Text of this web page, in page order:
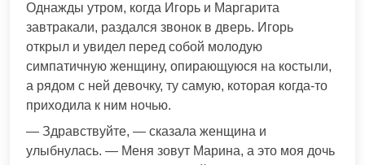
Однажды утром, когда Игорь и Маргарита
завтракали, раздался звонок в дверь. Игорь
открыл и увидел перед собой молодую
симпатичную женщину, опирающуюся на костыли,
а рядом с ней девочку, ту самую, которая когда-то
приходила к ним ночью.
— Здравствуйте, — сказала женщина и
улыбнулась. — Меня зовут Марина, а это моя дочь